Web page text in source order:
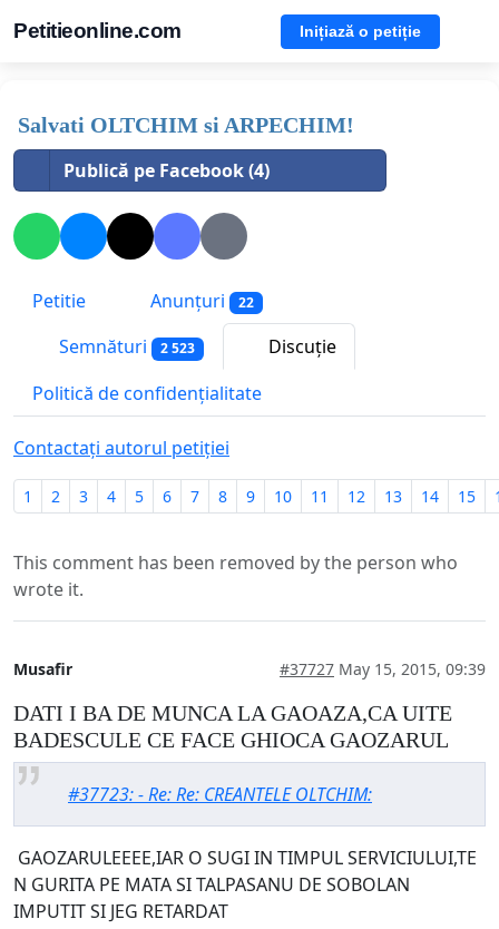
Petitieonline.com Inițiază o petiție
Salvati OLTCHIM si ARPECHIM!
Publică pe Facebook (4)
Petitie Anunțuri 22
Semnături 2 523
Discuție
Politică de confidențialitate
Contactați autorul petiției
1 2 3 4 5 6 7 8 9 10 11 12 13 14 15
This comment has been removed by the person who
wrote it.
Musafir #37727 May 15, 2015, 09:39
DATI I BA DE MUNCA LA GAOAZA,CA UITE
BADESCULE CE FACE GHIOCA GAOZARUL
#37723: - Re: Re: CREANTELE OLTCHIM:
GAOZARULEEEE,IAR O SUGI IN TIMPUL SERVICIULUI,TE
N GURITA PE MATA SI TALPASANU DE SOBOLAN
IMPUTIT SI JEG RETARDAT